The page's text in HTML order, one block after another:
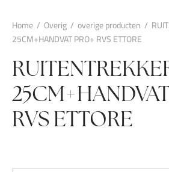
Home / Overig / overige producten /
25CM+HANDVAT PRO+ RVS ETTORE
RVS ETTORE